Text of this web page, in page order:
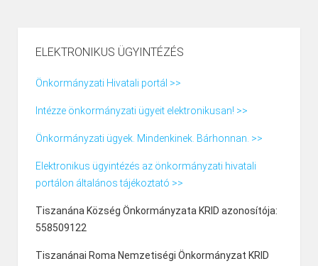
ELEKTRONIKUS ÜGYINTÉZÉS
Önkormányzati Hivatali portál >>
Intézze önkormányzati ügyeit elektronikusan! >>
Önkormányzati ügyek. Mindenkinek. Bárhonnan. >>
Elektronikus ügyintézés az önkormányzati hivatali
portálon általános tájékoztató >>
Tiszanána Község Önkormányzata KRID azonosítója:
558509122
Tiszanánai Roma Nemzetiségi Önkormányzat KRID